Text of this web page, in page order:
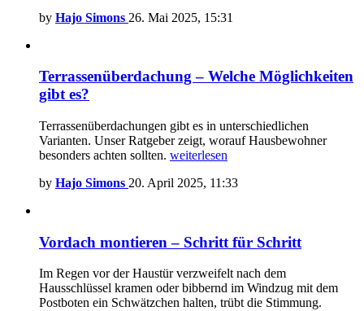
by Hajo Simons 26. Mai 2025, 15:31
Terrassenüberdachung – Welche Möglichkeiten
gibt es?
Terrassenüberdachungen gibt es in unterschiedlichen
Varianten. Unser Ratgeber zeigt, worauf Hausbewohner
besonders achten sollten. weiterlesen
by Hajo Simons 20. April 2025, 11:33
Vordach montieren – Schritt für Schritt
Im Regen vor der Haustür verzweifelt nach dem
Hausschlüssel kramen oder bibbernd im Windzug mit dem
Postboten ein Schwätzchen halten, trübt die Stimmung.